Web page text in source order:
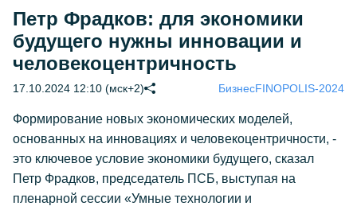
Петр Фрадков: для экономики
будущего нужны инновации и
человекоцентричность
17.10.2024 12:10 (мск+2) БизнесFINOPOLIS-2024
Формирование новых экономических моделей,
основанных на инновациях и человекоцентричности, -
это ключевое условие экономики будущего, сказал
Петр Фрадков, председатель ПСБ, выступая на
пленарной сессии «Умные технологии и